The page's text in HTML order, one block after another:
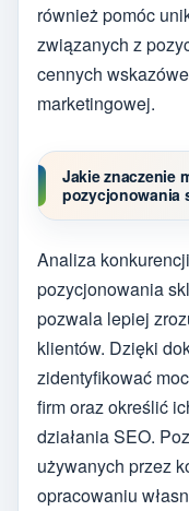
również pomóc
związanych z
cennych
marketingowej.
Jakie znaczenie
pozycjonowania
Analiza
pozycjonowania
pozwala lepiej
klientów. Dzięki
zidentyfikować
firm oraz określić
działania SEO.
używanych przez
opracowaniu